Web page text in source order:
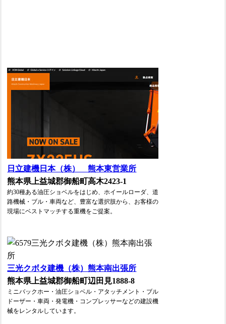
日立建機日本（株） 熊本東営業所
熊本県上益城郡御船町高木2423-1
約30種ある油圧ショベルをはじめ、ホイールローダ、道
路機械・ブル・車両など、豊富な選択肢から、お客様の
現場にベストマッチする重機をご提案。
三光クボタ建機（株）熊本南出張所
熊本県上益城郡御船町辺田見1888-8
ミニバックホー・油圧ショベル・アタッチメント・ブル
ドーザー・車両・発電機・コンプレッサーなどの建設機
械をレンタルしています。